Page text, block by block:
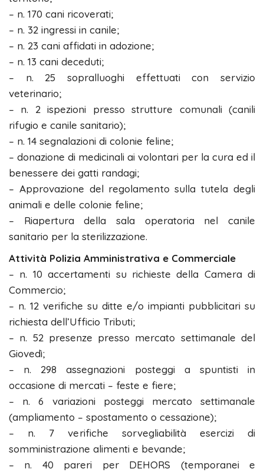
– n. 170 cani ricoverati;
– n. 32 ingressi in canile;
– n. 23 cani affidati in adozione;
– n. 13 cani deceduti;
– n. 25 sopralluoghi effettuati con servizio
veterinario;
– n. 2 ispezioni presso strutture comunali (canili
rifugio e canile sanitario);
– n. 14 segnalazioni di colonie feline;
– donazione di medicinali ai volontari per la cura ed il
benessere dei gatti randagi;
– Approvazione del regolamento sulla tutela degli
animali e delle colonie feline;
– Riapertura della sala operatoria nel canile
sanitario per la sterilizzazione.
Attività Polizia Amministrativa e Commerciale
– n. 10 accertamenti su richieste della Camera di
Commercio;
– n. 12 verifiche su ditte e/o impianti pubblicitari su
richiesta dell’Ufficio Tributi;
– n. 52 presenze presso mercato settimanale del
Giovedì;
– n. 298 assegnazioni posteggi a spuntisti in
occasione di mercati – feste e fiere;
– n. 6 variazioni posteggi mercato settimanale
(ampliamento – spostamento o cessazione);
– n. 7 verifiche sorvegliabilità esercizi di
somministrazione alimenti e bevande;
– n. 40 pareri per DEHORS (temporanei e